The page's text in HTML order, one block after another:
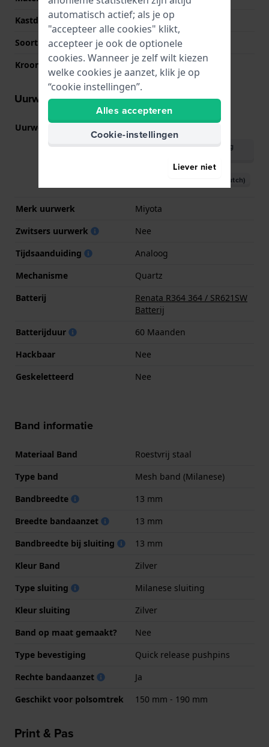
Kastdeksel
Klikkast
Soort glas
Mineraal
Kroon
Trek kroon
Uurwerk informatie
Uurwerk nr.
Download handleiding
Download handleiding (Dutch)
Merk uurwerk
Miyota
Zwitsers uurwerk
Nee
Tijdsaanduiding
Analoog
Mechanisme
Quartz
Batterij
Renata R364 364 / SR621SW
Batterij
Batterijduur
60 Maanden
Hackbaar
Nee
Geskeletteerd
Nee
Band informatie
Materiaal Band
Roestvrij staal
Type band
Mesh band (Milanese)
Bandbreedte
13 mm
Breedte bandaanzet
13 mm
Bandbreedte bij sluiting
13 mm
Kleur Band
Zilver
Type sluiting
Milanese sluiting
Kleur sluiting
Zilver
Band op maat gemaakt?
Nee
Type bevestiging
Quick release pushpins
Rechte bandaanzet
Ja
Geschikt voor polsomtrek
150 mm - 190 mm
Print & Pas
automatisch actief; als je op
"accepteer alle cookies" klikt,
accepteer je ook de optionele
cookies. Wanneer je zelf wilt kiezen
welke cookies je aanzet, klik je op
“cookie instellingen”.
Alles accepteren
Cookie-instellingen
Liever niet